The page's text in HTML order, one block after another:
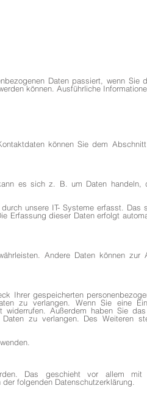
Daten passiert, wenn Sie
können. Ausführliche
können Sie dem
es sich z. B. um Daten handeln,
unsere IT- Systeme erfasst. Das
Erfassung dieser Daten erfolgt
Andere Daten können zur
Ihrer gespeicherten
zu verlangen. Wenn Sie eine
Außerdem haben Sie
Daten zu verlangen. Des Weiteren
Das geschieht vor allem mit
folgenden Datenschutzerklärung.